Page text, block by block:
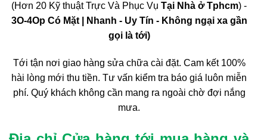
(Hơn 20 Kỹ thuật Trực Và Phục Vụ Tại Nhà ở Tphcm) -
3O-4Op Có Mặt | Nhanh - Uy Tín - Không ngại xa gần
gọi là tới)
Tới tận nơi giao hàng sửa chữa cài đặt. Cam kết 100%
hài lòng mới thu tiền. Tư vấn kiểm tra báo giá luôn miễn
phí. Quý khách không cần mang ra ngoài chờ đợi nắng
mưa.